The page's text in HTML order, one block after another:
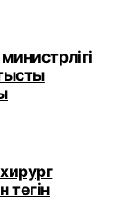
тегін